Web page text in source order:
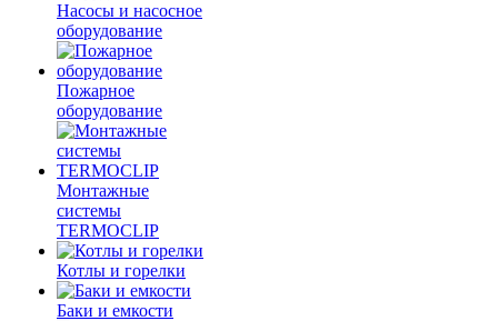
Насосы и насосное
оборудование
Пожарное
оборудование
Монтажные
системы
TERMOCLIP
Котлы и горелки
Баки и емкости